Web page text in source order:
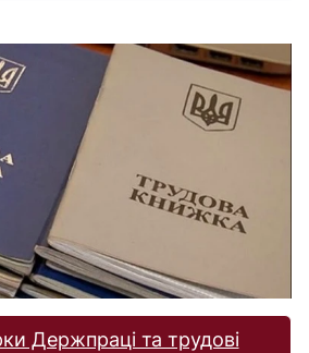
Держпраці та трудові